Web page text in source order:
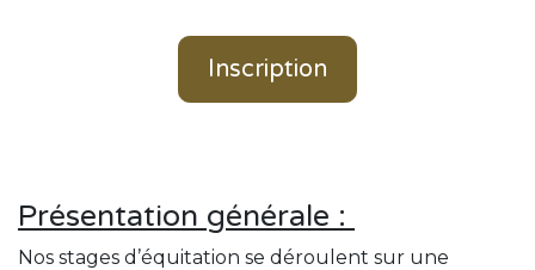
Inscription
Présentation générale :
Nos stages d’équitation se déroulent sur une